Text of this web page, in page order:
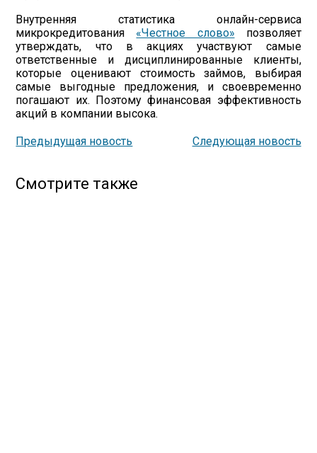
Внутренняя статистика онлайн-сервиса
микрокредитования «Честное слово» позволяет
утверждать, что в акциях участвуют самые
ответственные и дисциплинированные клиенты,
которые оценивают стоимость займов, выбирая
самые выгодные предложения, и своевременно
погашают их. Поэтому финансовая эффективность
акций в компании высока.
Предыдущая новость Следующая новость
Смотрите также